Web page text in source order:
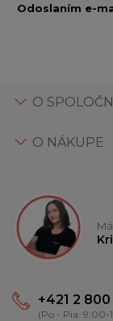
Odoslaním e-
O
O NÁKUPE
+421 2 800
(Po - Pia: 9:00-